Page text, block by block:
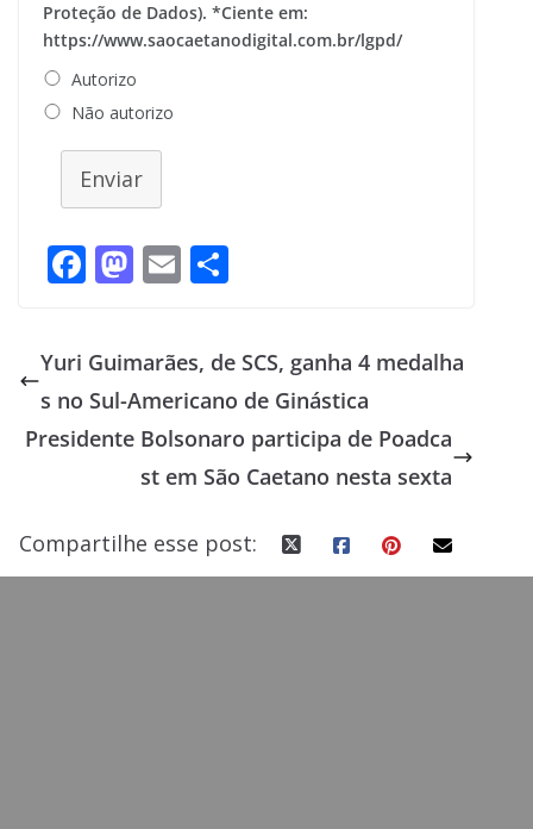
Proteção de Dados). *Ciente em:
https://www.saocaetanodigital.com.br/lgpd/
Autorizo
Não autorizo
Enviar
F
ac
b
o
o
M
as
d
o
n
E
m
l e
Yuri Guimarães, de SCS, ganha 4 medalha
s no Sul-Americano de Ginástica
Presidente Bolsonaro participa de Poadca
st em São Caetano nesta sexta
Compartilhe esse post: